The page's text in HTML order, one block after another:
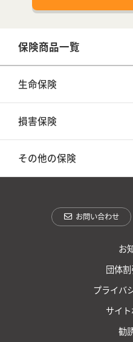
保険商品一覧
生命保険
損害保険
その他の保険
お問い合わせ
お
団体
プライバ
サイ
勧